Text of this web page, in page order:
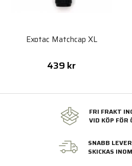
Exotac Matchcap XL
439 kr
FRI FRAKT
VID KÖP
SNABB
SKICKAS